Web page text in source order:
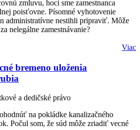
zmluvu, hoci sme zamestnanca
poisťovne. Písomné vyhotovenie
administratívne nestihli pripraviť. Môže
nelegálne zamestnávanie?
Viac
bremeno uloženia
a dedičské právo
na pokládke kanalizačného
Počul som, že súd môže zriadiť vecné